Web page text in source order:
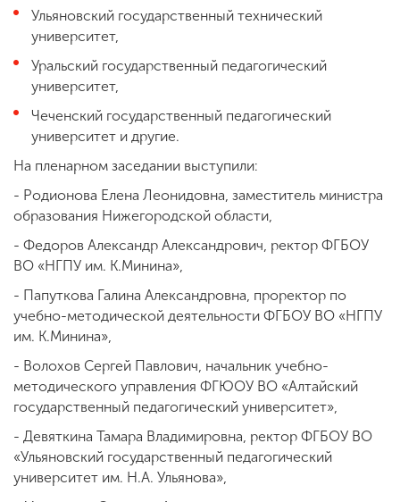
Ульяновский государственный технический
университет,
Уральский государственный педагогический
университет,
Чеченский государственный педагогический
университет и другие.
На пленарном заседании выступили:
- Родионова Елена Леонидовна, заместитель министра
образования Нижегородской области,
- Федоров Александр Александрович, ректор ФГБОУ
ВО «НГПУ им. К.Минина»,
- Папуткова Галина Александровна, проректор по
учебно-методической деятельности ФГБОУ ВО «НГПУ
им. К.Минина»,
- Волохов Сергей Павлович, начальник учебно-
методического управления ФГЮОУ ВО «Алтайский
государственный педагогический университет»,
- Девяткина Тамара Владимировна, ректор ФГБОУ ВО
«Ульяновский государственный педагогический
университет им. Н.А. Ульянова»,